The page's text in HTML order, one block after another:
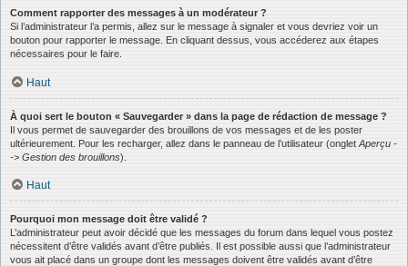
Comment rapporter des messages à un modérateur ?
Si l’administrateur l’a permis, allez sur le message à signaler et vous devriez voir un
bouton pour rapporter le message. En cliquant dessus, vous accéderez aux étapes
nécessaires pour le faire.
Haut
À quoi sert le bouton « Sauvegarder » dans la page de rédaction de message ?
Il vous permet de sauvegarder des brouillons de vos messages et de les poster
ultérieurement. Pour les recharger, allez dans le panneau de l’utilisateur (onglet Aperçu -
-> Gestion des brouillons).
Haut
Pourquoi mon message doit être validé ?
L’administrateur peut avoir décidé que les messages du forum dans lequel vous postez
nécessitent d’être validés avant d’être publiés. Il est possible aussi que l’administrateur
vous ait placé dans un groupe dont les messages doivent être validés avant d’être